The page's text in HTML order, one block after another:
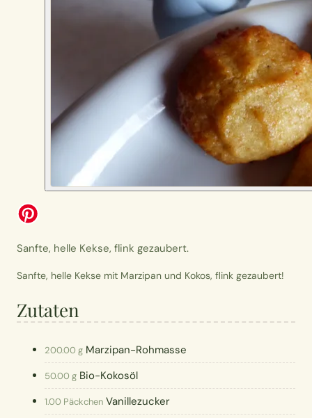
Sanfte, helle Kekse, flink gezaubert.
Sanfte, helle Kekse mit Marzipan und Kokos, flink gezaubert!
Zutaten
200.00 g Marzipan-Rohmasse
50.00 g Bio-Kokosöl
1.00 Päckchen Vanillezucker